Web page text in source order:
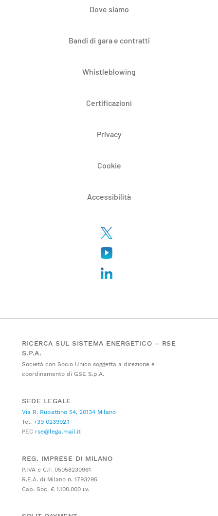
Dove siamo
Bandi di gara e contratti
Whistleblowing
Certificazioni
Privacy
Cookie
Accessibilità
RICERCA SUL SISTEMA ENERGETICO – RSE
S.P.A.
Società con Socio Unico soggetta a direzione e
coordinamento di GSE S.p.A.
SEDE LEGALE
Via R. Rubattino 54, 20134 Milano
Tel. +39 023992.1
PEC rse@legalmail.it
REG. IMPRESE DI MILANO
P.IVA e C.F. 05058230961
R.E.A. di Milano n. 1793295
Cap. Soc. € 1.100.000 i.v.